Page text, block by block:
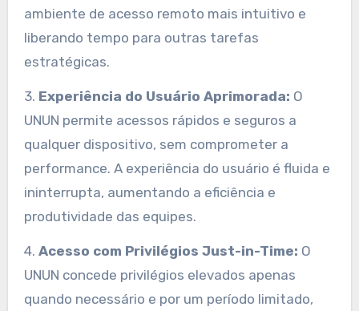
ambiente de acesso remoto mais intuitivo e
liberando tempo para outras tarefas
estratégicas.
3. Experiência do Usuário Aprimorada: O
UNUN permite acessos rápidos e seguros a
qualquer dispositivo, sem comprometer a
performance. A experiência do usuário é fluida e
ininterrupta, aumentando a eficiência e
produtividade das equipes.
4. Acesso com Privilégios Just-in-Time: O
UNUN concede privilégios elevados apenas
quando necessário e por um período limitado,